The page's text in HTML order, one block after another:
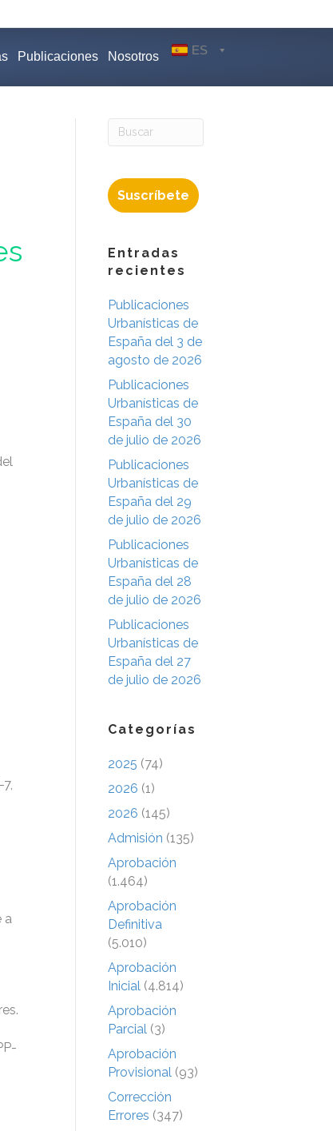
Publicaciones Nosotros ES
a
Suscríbete
Entradas
recientes
Publicaciones
Urbanísticas de
España del 3 de
agosto de 2026
Publicaciones
Urbanísticas de
España del 30
de julio de 2026
Publicaciones
Urbanísticas de
España del 29
de julio de 2026
Publicaciones
Urbanísticas de
España del 28
de julio de 2026
Publicaciones
Urbanísticas de
España del 27
de julio de 2026
Categorías
2025 (74)
2026 (1)
2026 (145)
Admisión (135)
Aprobación
(1.464)
Aprobación
Definitiva
(5.010)
Aprobación
Inicial (4.814)
Aprobación
Parcial (3)
Aprobación
Provisional (93)
Corrección
Errores (347)